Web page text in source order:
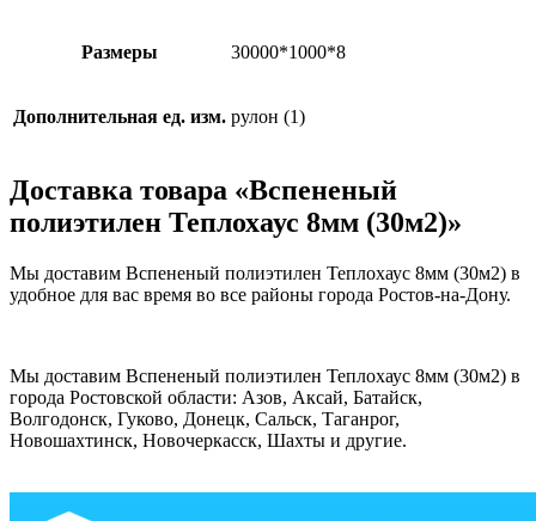
Размеры 30000*1000*8
Дополнительная ед. изм. рулон (1)
Доставка товара «Вспененый
полиэтилен Теплохаус 8мм (30м2)»
Мы доставим Вспененый полиэтилен Теплохаус 8мм (30м2) в
удобное для вас время во все районы города Ростов-на-Дону.
Мы доставим Вспененый полиэтилен Теплохаус 8мм (30м2) в
города Ростовской области: Азов, Аксай, Батайск,
Волгодонск, Гуково, Донецк, Сальск, Таганрог,
Новошахтинск, Новочеркасск, Шахты и другие.